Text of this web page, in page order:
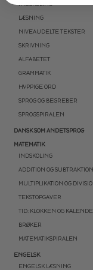
INDSKOLING
LÆSNING
NIVEAUDELTE TEKSTER
SKRIVNING
ALFABETET
GRAMMATIK
HYPPIGE ORD
SPROG OG BEGREBER
SPROGSPIRALEN
DANSK SOM ANDETSPROG
MATEMATIK
INDSKOLING
ADDITION OG SUBTRAKTION
MULTIPLIKATION OG
TEKSTOPGAVER
TID: KLOKKEN OG
BRØKER
MATEMATIKSPIRALEN
ENGELSK
ENGELSK LÆSNING